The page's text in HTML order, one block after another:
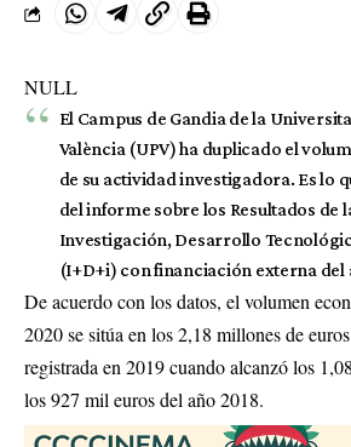
NULL
El Campus de Gandia de la
València (UPV) ha duplicado el
de su actividad investigadora. Es lo
del informe sobre los Resultados de
Investigación, Desarrollo
(I+D+i) con financiación externa del
De acuerdo con los datos, el volumen
2020 se sitúa en los 2,18 millones de
registrada en 2019 cuando alcanzó los
los 927 mil euros del año 2018.